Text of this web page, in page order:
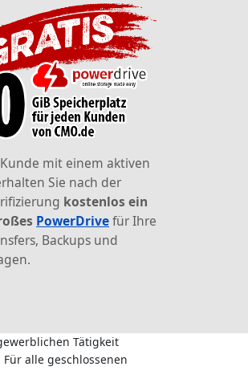
Kunde mit einem aktiven
Sie nach der
kostenlos ein
PowerDrivefür Ihre
Backups und
Tätigkeit
alle geschlossenen